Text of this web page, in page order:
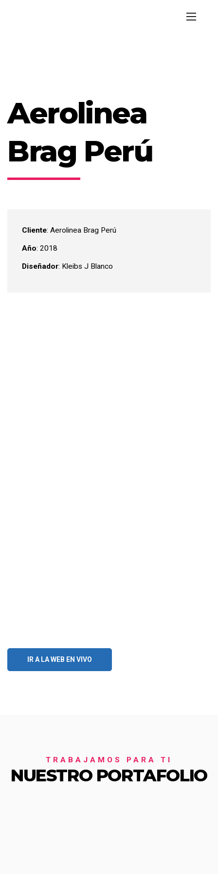
Aerolinea
Brag Perú
Cliente: Aerolinea Brag Perú
Año: 2018
Diseñador: Kleibs J Blanco
IR A LA WEB EN VIVO
TRABAJAMOS PARA TI
NUESTRO PORTAFOLIO